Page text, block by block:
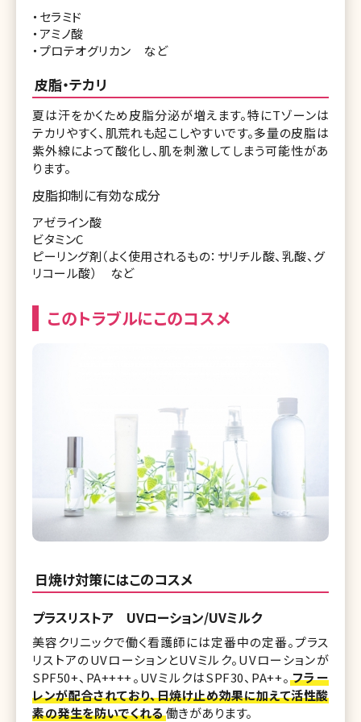
・セラミド
・アミノ酸
・プロテオグリカン など
皮脂・テカリ
夏は汗をかくため皮脂分泌が増えます。特にTゾーンは
テカリやすく、肌荒れも起こしやすいです。多量の皮脂は
紫外線によって酸化し、肌を刺激してしまう可能性があ
ります。
皮脂抑制に有効な成分
アゼライン酸
ビタミンC
ピーリング剤（よく使用されるもの：サリチル酸、乳酸、グ
リコール酸） など
このトラブルにこのコスメ
日焼け対策にはこのコスメ
プラスリストア UVローション/UVミルク
美容クリニックで働く看護師には定番中の定番。プラス
リストアのUVローションとUVミルク。UVローションが
SPF50+、PA++++。UVミルクはSPF30、PA++。フラー
レンが配合されており、日焼け止め効果に加えて活性酸
素の発生を防いでくれる働きがあります。